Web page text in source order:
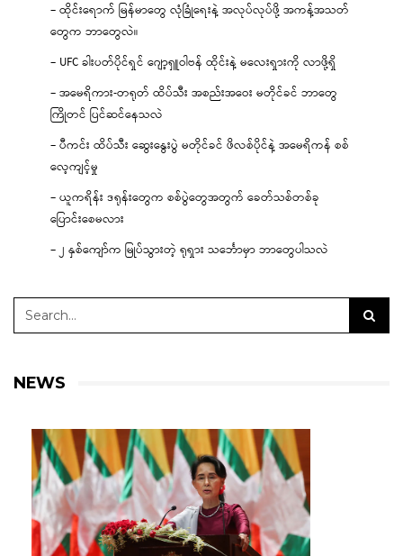
– ထိုင်းရောက် မြန်မာတွေ လုံခြုံရေးနဲ့ အလုပ်လုပ်ဖို့ အကန့်အသတ်
တွေက ဘာတွေလဲ။
– UFC ခါးပတ်ပိုင်ရှင် ဂျော့ရှူဝါဗန် ထိုင်းနဲ့ မလေးရှားကို လာဖို့ရှိ
– အမေရိကား-တရုတ် ထိပ်သီး အစည်းအဝေး မတိုင်ခင် ဘာတွေ
ကြိုတင် ပြင်ဆင်နေသလဲ
– ပီကင်း ထိပ်သီး ဆွေးနွေးပွဲ မတိုင်ခင် ဖိလစ်ပိုင်နဲ့ အမေရိကန် စစ်
လေ့ကျင့်မှု
– ယူကရိန်း ဒရုန်းတွေက စစ်ပွဲတွေအတွက် ခေတ်သစ်တစ်ခု
ပြောင်းစေမလား
– ၂ နှစ်ကျော်က မြုပ်သွားတဲ့ ရုရှား သင်္ဘောမှာ ဘာတွေပါသလဲ
NEWS